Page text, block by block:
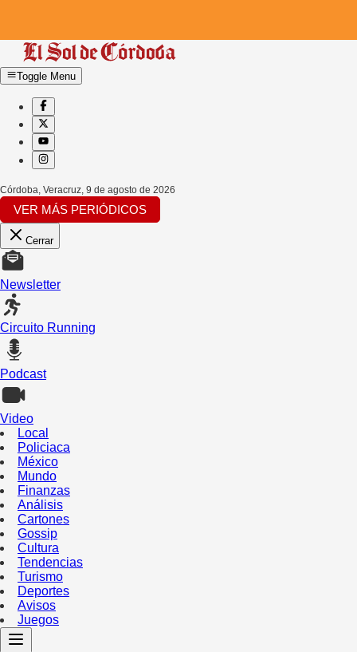
Toggle Menu
Córdoba, Veracruz 9 de agosto de 2026
VER MÁS PERIÓDICOS
Cerrar
Newsletter
Circuito Running
Podcast
Video
Local
Policiaca
México
Mundo
Finanzas
Análisis
Cartones
Gossip
Cultura
Tendencias
Turismo
Deportes
Avisos
Juegos